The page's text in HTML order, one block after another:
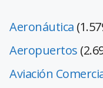
Aeronáutica
Aeropuertos
Aviación